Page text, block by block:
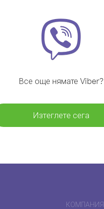
Все още нямате Viber?
Изтеглете сега
КОМПАНИЯ